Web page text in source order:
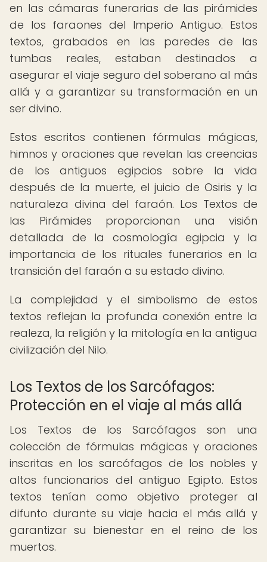
en las cámaras funerarias de las pirámides
de los faraones del Imperio Antiguo. Estos
textos, grabados en las paredes de las
tumbas reales, estaban destinados a
asegurar el viaje seguro del soberano al más
allá y a garantizar su transformación en un
ser divino.
Estos escritos contienen fórmulas mágicas,
himnos y oraciones que revelan las creencias
de los antiguos egipcios sobre la vida
después de la muerte, el juicio de Osiris y la
naturaleza divina del faraón. Los Textos de
las Pirámides proporcionan una visión
detallada de la cosmología egipcia y la
importancia de los rituales funerarios en la
transición del faraón a su estado divino.
La complejidad y el simbolismo de estos
textos reflejan la profunda conexión entre la
realeza, la religión y la mitología en la antigua
civilización del Nilo.
Los Textos de los Sarcófagos:
Protección en el viaje al más allá
Los Textos de los Sarcófagos son una
colección de fórmulas mágicas y oraciones
inscritas en los sarcófagos de los nobles y
altos funcionarios del antiguo Egipto. Estos
textos tenían como objetivo proteger al
difunto durante su viaje hacia el más allá y
garantizar su bienestar en el reino de los
muertos.